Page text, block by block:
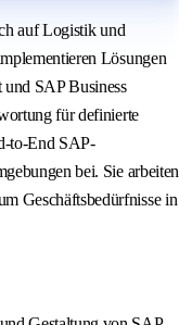
auf Logistik und
Lösungen
und SAP Business
für definierte
to-End SAP-
bei. Sie arbeiten
Geschäftsbedürfnisse in